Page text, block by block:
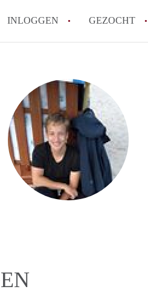
INLOGGEN GEZOCHT
How to translate
Berekent
makelaarsvergoeding/
Wat is
Wat is de
Is
Appartement /
Alle veelgestelde vragen